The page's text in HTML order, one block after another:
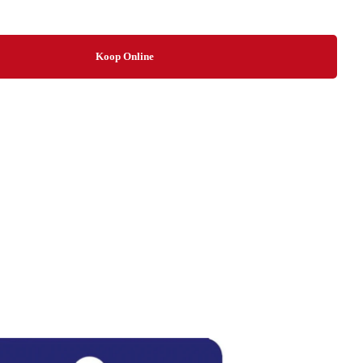
Koop Online